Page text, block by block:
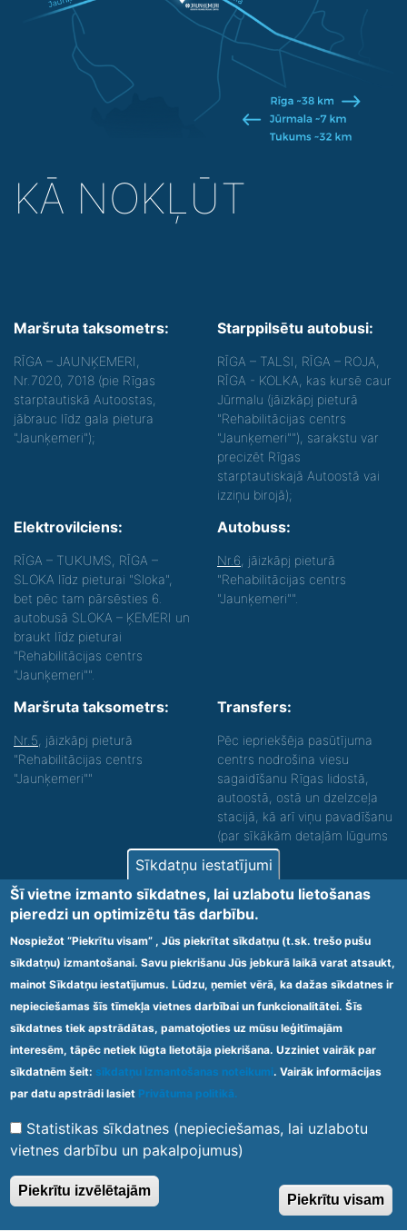
KĀ NOKĻŪT
Maršruta taksometrs:
RĪGA – JAUNĶEMERI,
Nr.7020, 7018 (pie Rīgas
starptautiskā Autoostas,
jābrauc līdz gala pietura
"Jaunķemeri");
Starppilsētu autobusi:
RĪGA – TALSI, RĪGA – ROJA,
RĪGA - KOLKA, kas kursē caur
Jūrmalu (jāizkāpj pieturā
"Rehabilitācijas centrs
"Jaunķemeri""), sarakstu var
precizēt Rīgas
starptautiskajā Autoostā vai
izziņu birojā);
Elektrovilciens:
RĪGA – TUKUMS, RĪGA –
SLOKA līdz pieturai "Sloka",
bet pēc tam pārsēsties 6.
autobusā SLOKA – ĶEMERI un
braukt līdz pieturai
"Rehabilitācijas centrs
"Jaunķemeri"".
Autobuss:
Nr.6 , jāizkāpj pieturā
"Rehabilitācijas centrs
"Jaunķemeri"".
Maršruta taksometrs:
Nr.5 , jāizkāpj pieturā
"Rehabilitācijas centrs
"Jaunķemeri""
Transfers:
Pēc iepriekšēja pasūtījuma
centrs nodrošina viesu
sagaidīšanu Rīgas lidostā,
autoostā, ostā un dzelzceļa
stacijā, kā arī viņu pavadīšanu
(par sīkākām detaļām lūgums
zvanīt).
Nodrošinām vides piekļūstamību personām ar
funkcionāliem traucējumiem! SIA „Sanare-KRC
Jaunķemeri”, Kolkas ielā 20, Jūrmalā ir nodrošināta vides
piekļūstamība personām ar funkcionāliem traucējumiem,
tādejādi nodrošinot atbilstību Ministru kabineta
2009.gada 20.janvāra noteikumos Nr.60 „Noteikumi par
obligātajām prasībām ārstniecības iestādēm un to
struktūrvienībām” minētajām prasībām.
Ārstniecības iestādes kods 1300 – 64003
Footer
menu
Vietnes karte Noteikumi un privātuma politika
© 2020 Kūrorta Rehabilitācijas Centrs - Jaunķemeri. Visas tiesības
aizsargātas.
Sīkdatņu iestatījumi
Šī vietne izmanto sīkdatnes, lai uzlabotu lietošanas
pieredzi un optimizētu tās darbību.
Nospiežot “Piekrītu visam” , Jūs piekrītat sīkdatņu (t.sk. trešo pušu
sīkdatņu) izmantošanai. Savu piekrišanu Jūs jebkurā laikā varat atsaukt,
mainot Sīkdatņu iestatījumus. Lūdzu, ņemiet vērā, ka dažas sīkdatnes ir
nepieciešamas šīs tīmekļa vietnes darbībai un funkcionalitātei. Šīs
sīkdatnes tiek apstrādātas, pamatojoties uz mūsu leģitīmajām
interesēm, tāpēc netiek lūgta lietotāja piekrišana. Uzziniet vairāk par
sīkdatnēm šeit: sīkdatņu izmantošanas noteikumi. Vairāk informācijas
par datu apstrādi lasiet Privātuma politikā.
Statistikas sīkdatnes (nepieciešamas, lai uzlabotu
vietnes darbību un pakalpojumus)
Piekrītu izvēlētajām
Piekrītu visam